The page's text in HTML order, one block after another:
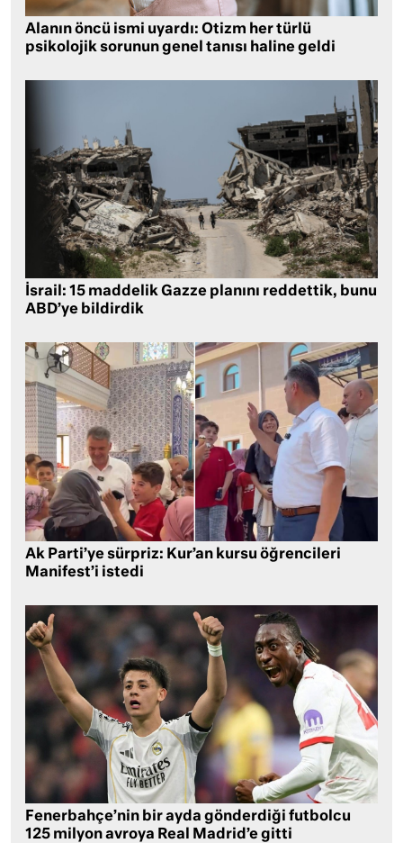
Alanın öncü ismi uyardı: Otizm her türlü
psikolojik sorunun genel tanısı haline geldi
İsrail: 15 maddelik Gazze planını reddettik, bunu
ABD’ye bildirdik
Ak Parti’ye sürpriz: Kur’an kursu öğrencileri
Manifest’i istedi
Fenerbahçe’nin bir ayda gönderdiği futbolcu
125 milyon avroya Real Madrid’e gitti